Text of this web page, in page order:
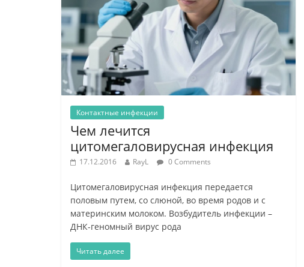
Контактные инфекции
Чем лечится
цитомегаловирусная инфекция
17.12.2016 RayL 0 Comments
Цитомегаловирусная инфекция передается
половым путем, со слюной, во время родов и с
материнским молоком. Возбудитель инфекции –
ДНК-геномный вирус рода
Читать далее